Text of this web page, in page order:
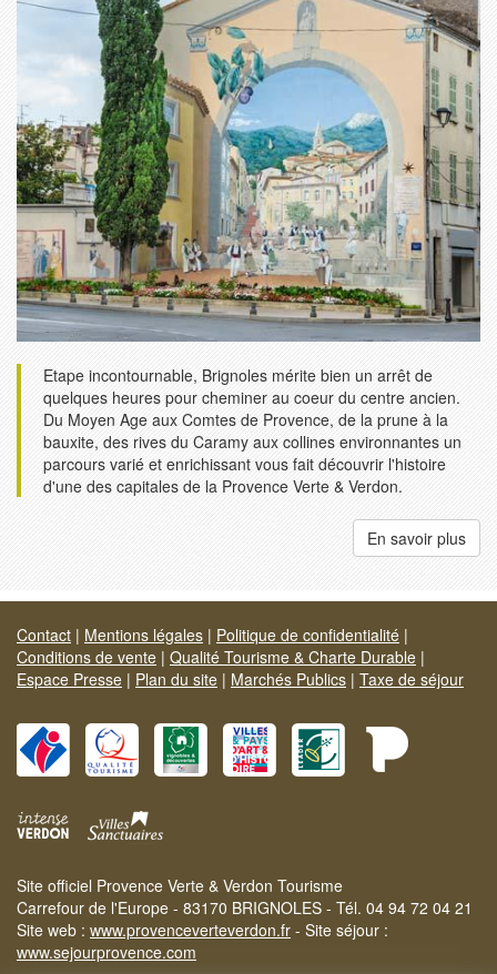
Etape incontournable, Brignoles mérite bien un arrêt de
quelques heures pour cheminer au coeur du centre ancien.
Du Moyen Age aux Comtes de Provence, de la prune à la
bauxite, des rives du Caramy aux collines environnantes un
parcours varié et enrichissant vous fait découvrir l'histoire
d'une des capitales de la Provence Verte & Verdon.
En savoir plus
Contact | Mentions légales | Politique de confidentialité |
Conditions de vente | Qualité Tourisme & Charte Durable |
Espace Presse | Plan du site | Marchés Publics | Taxe de séjour
Site officiel Provence Verte & Verdon Tourisme
Carrefour de l'Europe - 83170 BRIGNOLES - Tél. 04 94 72 04 21
Site web : www.provenceverteverdon.fr - Site séjour :
www.sejourprovence.com